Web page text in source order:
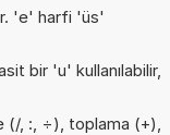
'e' harfi 'üs'
bir 'u' kullanılabilir,
(/, :, ÷), toplama (+),